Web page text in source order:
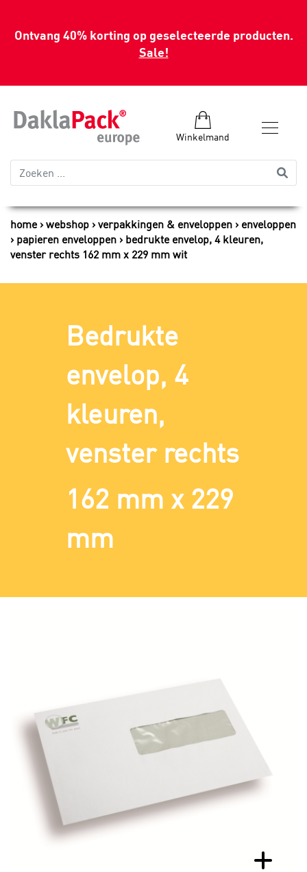
Ontvang 40% korting op geselecteerde producten.
Sale!
Winkelmand
home webshop verpakkingen & enveloppen
enveloppen
papieren enveloppen
bedrukte envelop, 4 kleuren,
venster rechts 162 mm x 229 mm wit
Bedrukte
envelop, 4
kleuren,
venster rechts
162 mm x 229
mm